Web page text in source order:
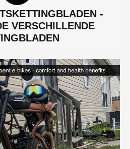
-
VERSCHILLENDE